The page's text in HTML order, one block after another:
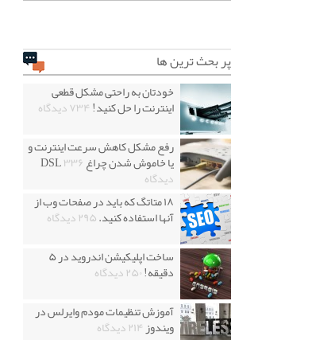
پر بحث ترین ها
خودتان به راحتی مشکل قطعی
اینترنت را حل کنید!۷۳۴ دیدگاه
رفع مشکل کاهش سرعت اینترنت و
یا خاموش شدن چراغ DSL۳۳۶
دیدگاه
۱۸ متاتگ که باید در صفحات وب از
آنها استفاده کنید.۲۹۵ دیدگاه
ساخت اپلیکیشن اندروید در ۵
دقیقه!۲۵۰ دیدگاه
آموزش تنظیمات مودم وایرلس در
ویندوز۲۱۴ دیدگاه